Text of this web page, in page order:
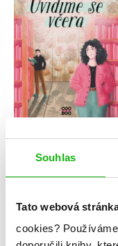
Souhlas
Tato webová
cookies?
pohnul jako první –
necítila tak dobře.
vzpomínek, dlouhé